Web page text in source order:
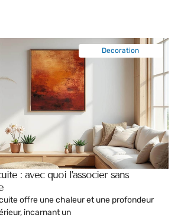
: avec quoi l’associer sans
offre une chaleur et une profondeur
incarnant un
Decoration